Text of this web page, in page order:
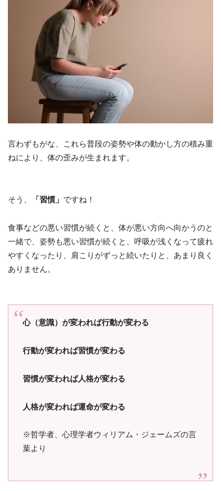
言わずもがな、これら普段の姿勢や体の動かし方の積み重
ねにより、体の歪みが生まれます。
そう、 「習慣」 ですね！
食事などの悪い習慣が続くと、体が悪い方向へ向かうのと
一緒で、姿勢も悪い習慣が続くと、呼吸が浅くなって疲れ
やすくなったり、肩こりがずっと続いたりと、あまり良く
ありません。
心（意識）が変われば行動が変わる
行動が変われば習慣が変わる
習慣が変われば人格が変わる
人格が変われば運命が変わる
※哲学者、心理学者ウィリアム・ジェームズの言
葉より